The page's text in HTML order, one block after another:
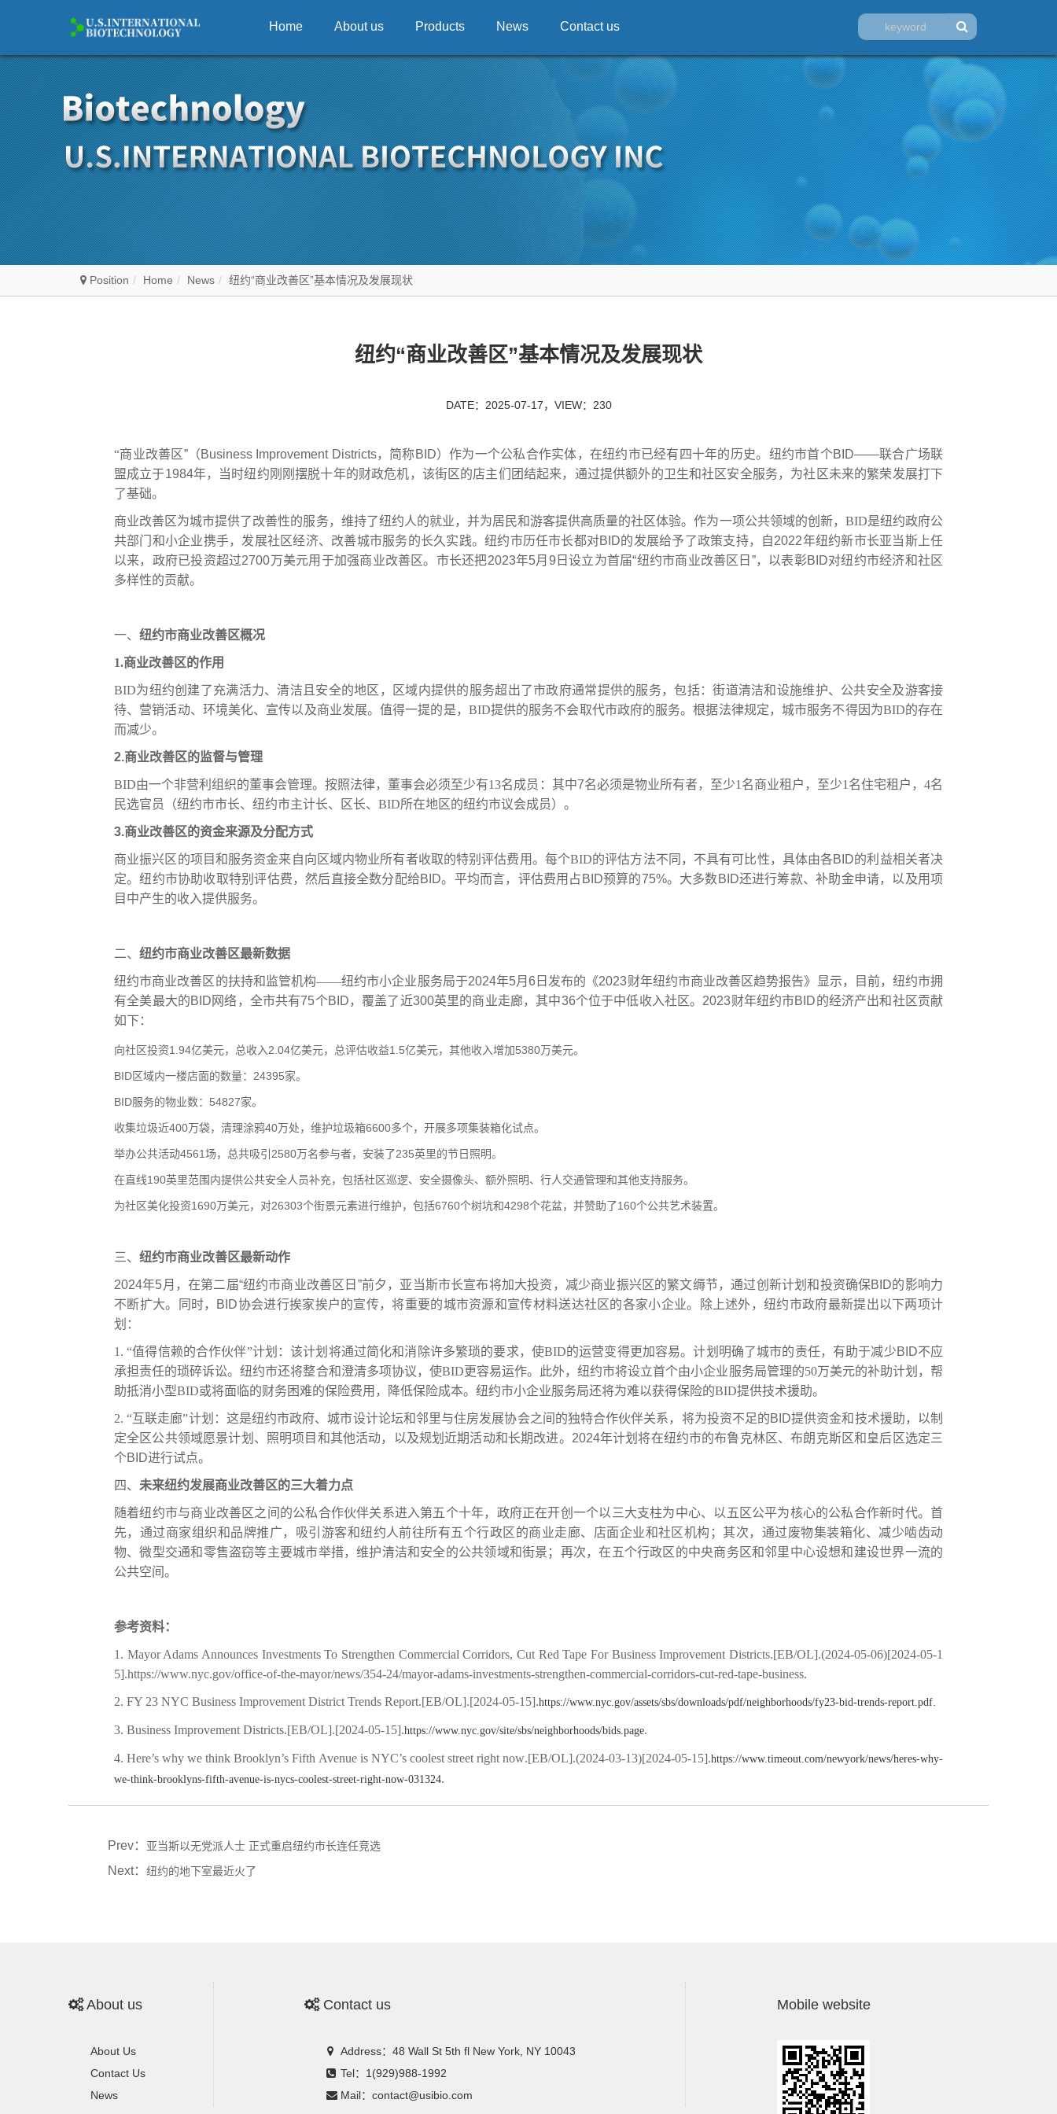
Home About us Products News Contact us
Position Home News 纽约“商业改善区”基本情况及发展现状
纽约“商业改善区”基本情况及发展现状
DATE：2025-07-17，VIEW：230
“商业改善区”（Business Improvement Districts，简称 BID）作为一个公私合作实体， 在纽约市已经有四十年的历史。纽约市首个BID——联合广场联
盟成立于1984年，当时纽约刚刚摆脱十年的财政危机，该街区的店主们团结起来，通过提供额外的卫生和社区安全服务，为社区未来的繁荣发展打下
了基础。
商业改善区为城市提供了改善性的服务 ，维持了纽约人的就业，并为居民和游客提供高质量的社区体验。作为一项公共领域的创新， BID是纽约政府公
共部门和小企业携手，发展社区经济、改善城市服务的长久实践。纽约市历任市长都对BID的发展给予了政策支持， 自2022年纽约新市长亚当斯上任
以来，政府已投资超过2700万美元用于加强商业改善区。市长还把2023年5月 9 日设立为首届“纽约市商业改善区日”，以表彰BID对纽约市经济和社区
多样性的贡献。
一、 纽约市商业改善区概况
1.商业改善区的作用
BID为纽约创建了充满活力、清洁且安全的地区 ，区域内提供的服务超出了市政府通常提供的服务 ，包括：街道清洁和设施维护、 公共安全及游客接
待、 营销活动、环境美化、 宣传以及商业发展。值得一提的是， BID提供的服务不会取代市政府的服务。根据法律规定，城市服务不得因为BID的存在
而减少。
2.商业改善区的监督与管理
BID由一个非营利组织的董事会管理。按照法律，董事会必须至少有13名成员：其中7名必须是物业所有者 ， 至少1 名商业租户 ， 至少1 名住宅租户 ，4名
民选官员
（纽约市市长、 纽约市主计长、 区长、 BID所在地区的纽约市议会成员） 。
3.商业改善区的资金来源及分配方式
商业振兴区的项目和服务资金来自向区域内物业所有者收取的特别评估费用。每个BID的评估方法不同，不具有可比性，具体由各BID的利益相关者决
定。纽约市协助收取特别评估费，然后直接全数分配给BID。平均而言，评估费用占 BID预算的75%。大多数BID还进行筹款、补助金申请，以及用项
目中产生的收入提供服务。
二、 纽约市商业改善区最新数据
纽约市商业改善区 的扶持和监管机构——纽约市小企业服务局于2024年5月6 日发布的《2023财年纽约市商业改善区趋势报告》显示，目前，纽约市拥
有全美最大的BID 网络，全市共有75个BID ，覆盖了近300英里的商业走廊，其中36个位于中低收入社区。 2023财年纽约市BID的经济产出和社区贡献
如下：
向社区投资1.94亿美元，总收入2.04亿美元，总评估收益1.5亿美元，其他收入增加5380万美元。
BID区域内一楼店面的数量： 24395家。
BID服务的物业数： 54827家。
收集垃圾近400万袋，清理涂鸦40万处，维护垃圾箱6600多个，开展多项集装箱化试点。
举办公共活动4561场，总共吸引 2580万名参与者，安装了235英里的节日照明。
在直线190英里范围内提供公共安全人员补充，包括社区巡逻、安全摄像头、额外照明、行人交通管理和其他支持服务。
为社区美化投资1690万美元， 对26303个街景元素进行维护，包括6760个树坑和4298个花盆，并赞助 了 160个公共艺术装置。
三、 纽约市商业改善区最新动作
2024年5月，在第二届“纽约市商业改善区日”前夕，亚当斯市长宣布将加大投资，减少商业振兴区的繁文缛节，通过创新计划和投资确保BID的影响力
不断扩大。同时， BID协会进行挨家挨户的宣传，将重要的城市资源和宣传材料送达社区的各家小企业。 除上述外，纽约市政府最新提出以下两项计
划：
1.“值得信赖的合作伙伴”计划 ：该计划将通过简化和消除许多繁琐的要求，使BID的运营变得更加容易。计划明确了城市的责任，有助于减少BID不应
承担责任的琐碎诉讼。纽约市还将整合和澄清多项协议，使BID更容易运作。 此外，纽约市将设立首个由小企业服务局管理的50万美元的补助计划，帮
助抵消小型BID或将面临的财务困难的保险费用 ，降低保险成本。 纽约市小企业服务局还将为难以获得保险的BID提供技术援助。
2.“互联走廊”计划： 这是纽约市政府、城市设计论坛和邻里与住房发展协会之间的独特合作伙伴关系，将为投资不足的BID提供资金和技术援助，以制
定全区公共领域愿景计划、照明项目和其他活动， 以及规划近期活动和长期改进。 2024年计划将在纽约市的布鲁克林区、布朗克斯区和皇后区选定三
个BID进行试点。
四、 未来纽约发展商业改善区的三大着力点
随着纽约市与商业改善区之间的公私合作伙伴关系进入第五个十年，政府正在开创一个以三大支柱为中心、以五区公平为核心的公私合作新时代。首
先，通过商家组织和品牌推广，吸引游客和纽约人前往所有五个行政区的商业走廊、店面企业和社区机构 ； 其次，通过废物集装箱化、减少啮齿动
物、微型交通和零售盗窃等主要城市举措，维护清洁和安全的公共领域和街景 ； 再次，在五个行政区的中央商务区和邻里中心设想和建设世界一流的
公共空间。
参考资料：
1. Mayor Adams Announces Investments To Strengthen Commercial Corridors, Cut Red Tape For Business Improvement Districts.[EB/OL].(2024-05-06)[2024-05-1
5].https://www.nyc.gov/office-of-the-mayor/news/354-24/mayor-adams-investments-strengthen-commercial-corridors-cut-red-tape-business.
2. FY 23 NYC Business Improvement District Trends Report.[EB/OL].[2024-05-15].https://www.nyc.gov/assets/sbs/downloads/pdf/neighborhoods/fy23-bid-trends-report.pdf
3. Business Improvement Districts.[EB/OL].[2024-05-15].https://www.nyc.gov/site/sbs/neighborhoods/bids.page.
4.Here’s why we think Brooklyn’s Fifth Avenue is NYC’s coolest street right now.[EB/OL].(2024-03-13)[2024-05-15].https://www.timeout.com/newyork/news/heres-why-
we-think-brooklyns-fifth-avenue-is-nycs-coolest-street-right-now-031324.
Prev： 亚当斯以无党派人士 正式重启纽约市长连任竞选
Next： 纽约的地下室最近火了
About us
About Us
Contact Us
News
Contact us
Address：48 Wall St 5th fl New York, NY 10043
Tel：1(929)988-1992
Mail：contact@usibio.com
Mobile website